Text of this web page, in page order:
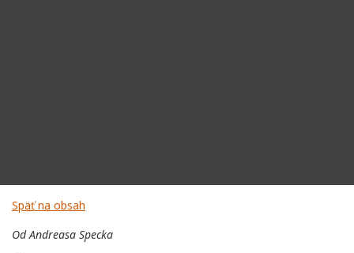
Späť na obsah
Od Andreasa Specka